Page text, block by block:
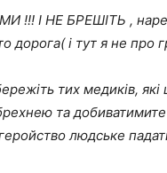
!!! І НЕ БРЕШІТЬ ,
дорога( і тут я не про
тих медиків,
брехнею та
людське